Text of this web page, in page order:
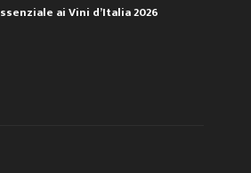
ai Vini d’Italia 2026